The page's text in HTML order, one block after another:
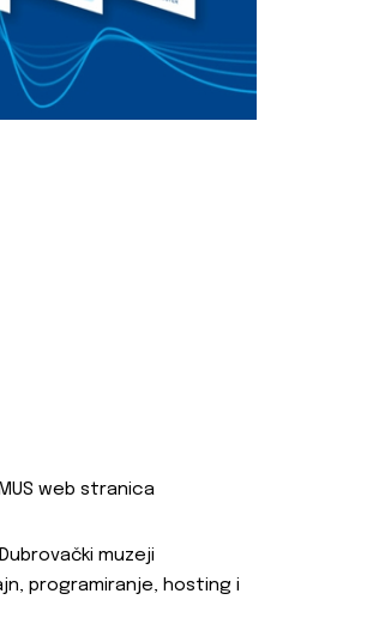
web stranica
muzeji
programiranje, hosting i